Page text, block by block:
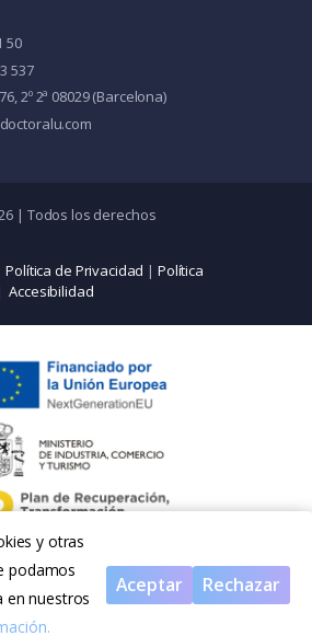
50
537
2º 2ª 08029 (Barcelona)
| Todos los derechos
Política de Privacidad | Política
|Accesibilidad
y otras
podamos
en nuestros
Aceptar Rechazar